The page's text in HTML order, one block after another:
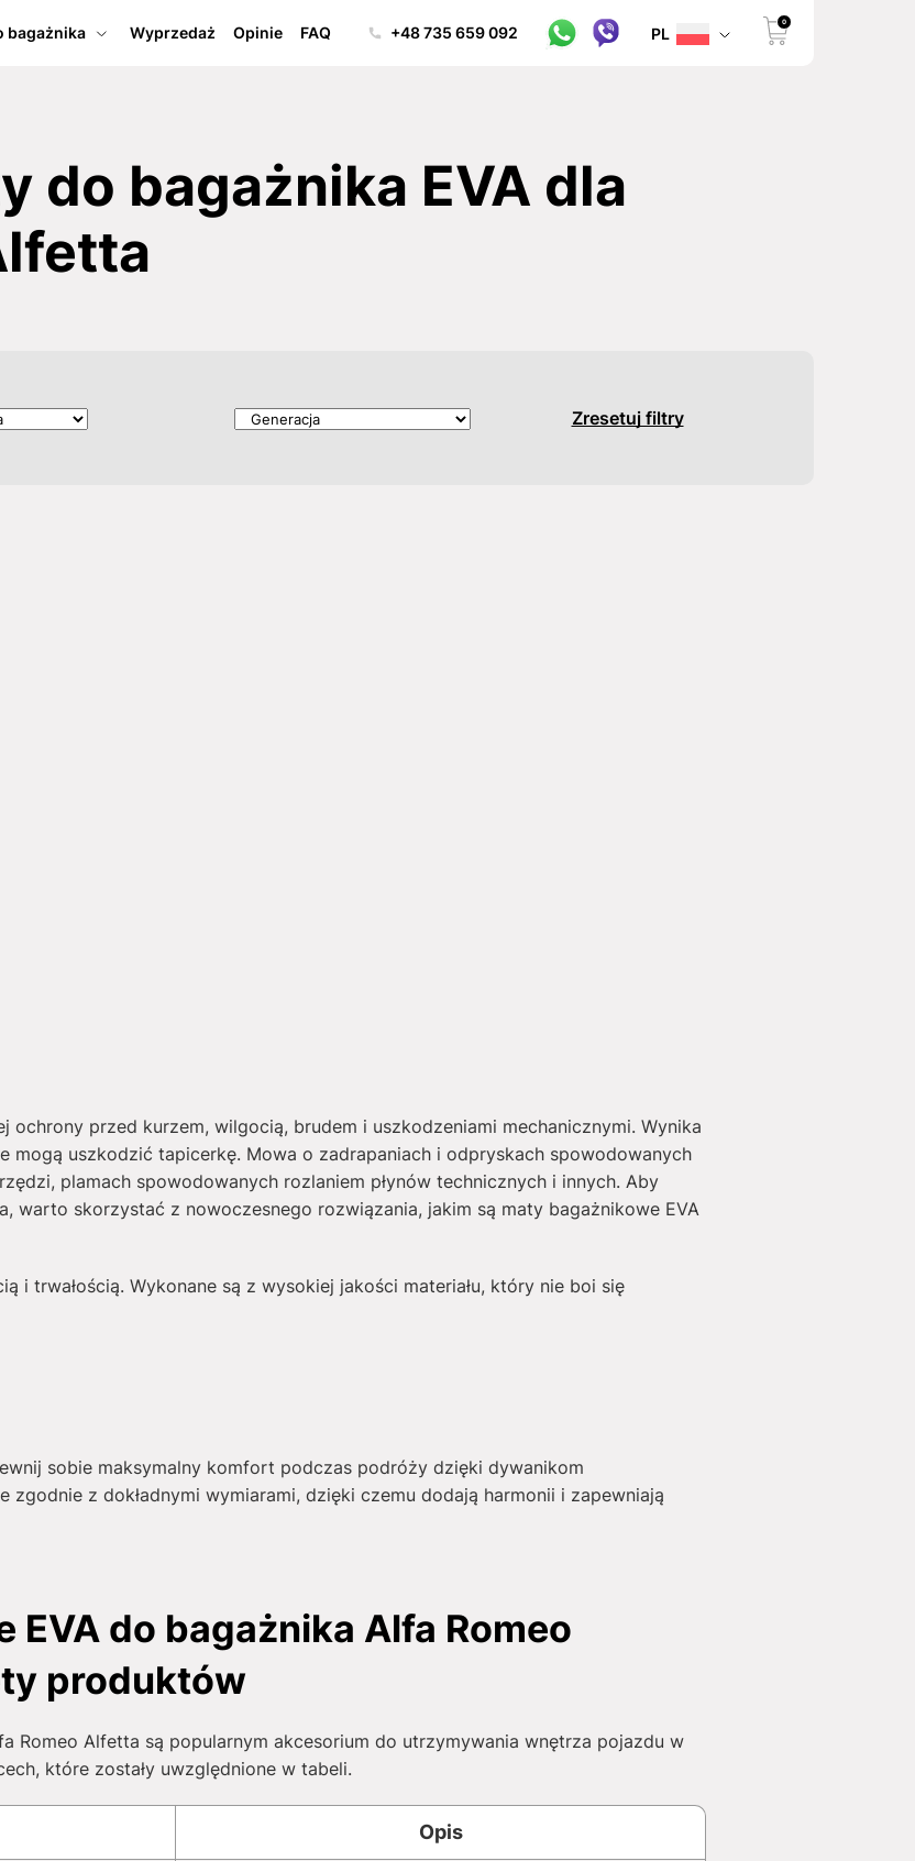
bagażnika Wyprzedaż Opinie FAQ +48 735 659 092 PL
0
do bagażnika EVA dla
Zresetuj filtry
ochrony przed kurzem, wilgocią, brudem i uszkodzeniami mechanicznymi. Wynika
uszkodzić tapicerkę. Mowa o zadrapaniach i odpryskach spowodowanych
plamach spowodowanych rozlaniem płynów technicznych i innych. Aby
warto skorzystać z nowoczesnego rozwiązania, jakim są maty bagażnikowe EVA
i trwałością. Wykonane są z wysokiej jakości materiału, który nie boi się
sobie maksymalny komfort podczas podróży dzięki dywanikom
zgodnie z dokładnymi wymiarami, dzięki czemu dodają harmonii i zapewniają
EVA do bagażnika Alfa Romeo
produktów
Romeo Alfetta są popularnym akcesorium do utrzymywania wnętrza pojazdu w
które zostały uwzględnione w tabeli.
Opis